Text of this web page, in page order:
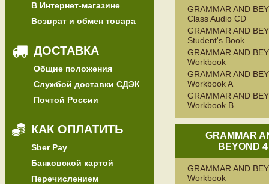
В Интернет-магазине
Возврат и обмен товара
ДОСТАВКА
Общие положения
Службой доставки СДЭК
Почтой России
КАК ОПЛАТИТЬ
Sber Pay
Банковской картой
Перечислением
GRAMMAR AND
Class Audio CD
GRAMMAR AND
Student's Book
GRAMMAR AND
Workbook
GRAMMAR AND
Workbook A
GRAMMAR AND
Workbook B
GRAMMAR
BEYOND 4
GRAMMAR AND
Workbook